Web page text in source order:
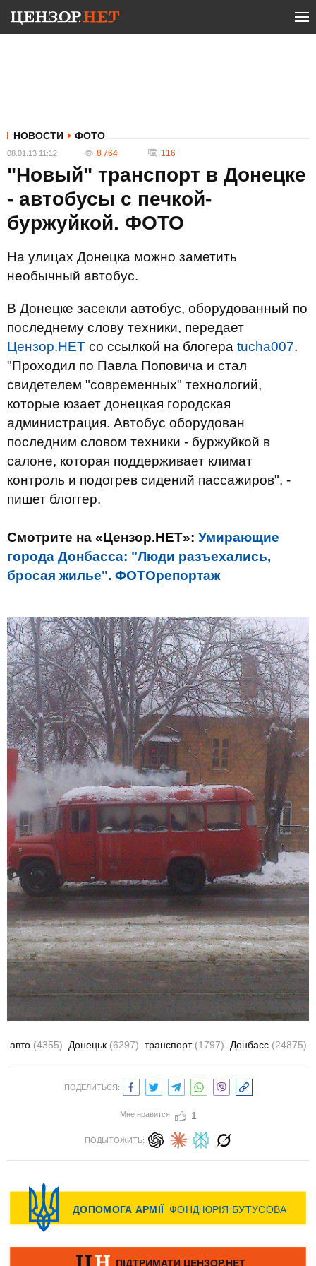
НОВОСТИ ФОТО
08.01.13 11:12 8 764 116
"Новый" транспорт в Донецке
- автобусы с печкой-
буржуйкой. ФОТО
На улицах Донецка можно заметить
необычный автобус.
В Донецке засекли автобус, оборудованный по
последнему слову техники, передает
Цензор.НЕТ со ссылкой на блогера tucha007.
"Проходил по Павла Поповича и стал
свидетелем "современных" технологий,
которые юзает донецкая городская
администрация. Автобус оборудован
последним словом техники - буржуйкой в
салоне, которая поддерживает климат
контроль и подогрев сидений пассажиров", -
пишет блоггер.
Смотрите на «Цензор.НЕТ»: Умирающие
города Донбасса: "Люди разъехались,
бросая жилье". ФОТОрепортаж
авто (4355) Донецьк (6297) транспорт (1797) Донбасс (24875)
ПОДЕЛИТЬСЯ:
Мне нравится 1
ПОДЫТОЖИТЬ: